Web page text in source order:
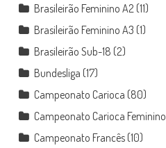
Brasileirão Feminino A2 (11)
Brasileirão Feminino A3 (1)
Brasileirão Sub-18 (2)
Bundesliga (17)
Campeonato Carioca (80)
Campeonato Carioca Feminino
Campeonato Francês(10)